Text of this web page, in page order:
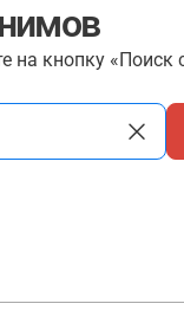
на кнопку